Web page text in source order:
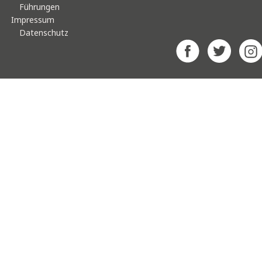
Führungen
Impressum
Datenschutz